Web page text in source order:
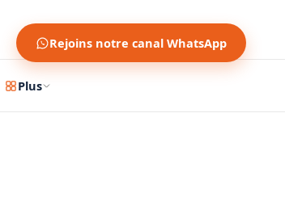
Rejoins notre canal WhatsApp
Plus